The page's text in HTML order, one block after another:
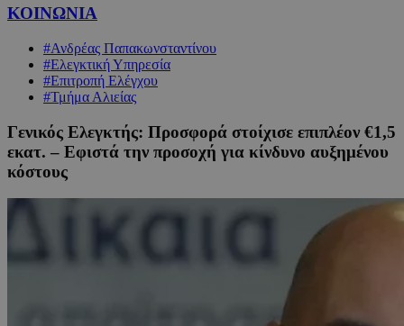
ΚΟΙΝΩΝΙΑ
#Ανδρέας Παπακωνσταντίνου
#Ελεγκτική Υπηρεσία
#Επιτροπή Ελέγχου
#Τμήμα Αλιείας
Γενικός Ελεγκτής: Προσφορά στοίχισε επιπλέον €1,5
εκατ. – Εφιστά την προσοχή για κίνδυνο αυξημένου
κόστους